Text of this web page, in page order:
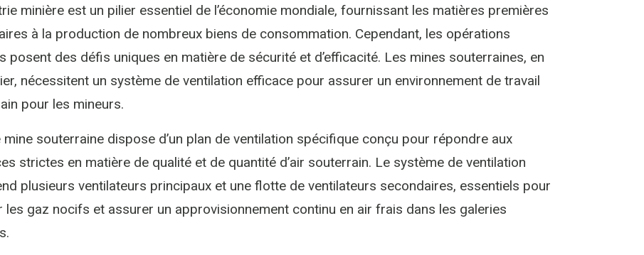
minière est un pilier essentiel de l’économie mondiale, fournissant les matières premières
à la production de nombreux biens de consommation. Cependant, les opérations
posent des défis uniques en matière de sécurité et d’efficacité. Les mines souterraines, en
nécessitent un système de ventilation efficace pour assurer un environnement de travail
pour les mineurs.
mine souterraine dispose d’un plan de ventilation spécifique conçu pour répondre aux
strictes en matière de qualité et de quantité d’air souterrain. Le système de ventilation
plusieurs ventilateurs principaux et une flotte de ventilateurs secondaires, essentiels pour
les gaz nocifs et assurer un approvisionnement continu en air frais dans les galeries